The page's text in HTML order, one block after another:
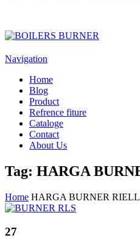
Navigation
Home
Blog
Product
Refrence fiture
Cataloge
Contact
About Us
Tag: HARGA
Home HARGA BURNER
27